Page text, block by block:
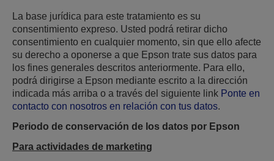
La base jurídica para este tratamiento es su
consentimiento expreso. Usted podrá retirar dicho
consentimiento en cualquier momento, sin que ello afecte
su derecho a oponerse a que Epson trate sus datos para
los fines generales descritos anteriormente. Para ello,
podrá dirigirse a Epson mediante escrito a la dirección
indicada más arriba o a través del siguiente link Ponte en
contacto con nosotros en relación con tus datos.
Periodo de conservación de los datos por Epson
Para actividades de marketing